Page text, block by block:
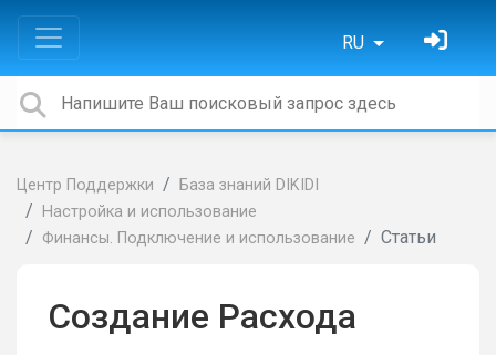
RU
Центр Поддержки
База знаний DIKIDI
Настройка и использование
Финансы. Подключение и использование
Статьи
Создание Расхода